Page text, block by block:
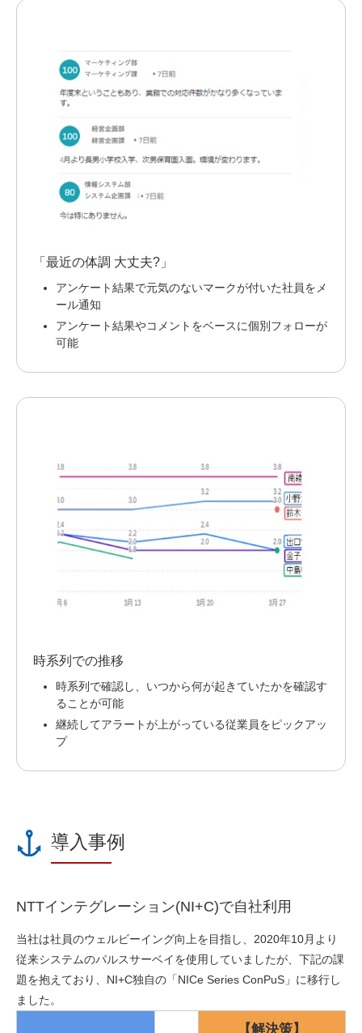
「最近の体調 大丈夫?」
アンケート結果で元気のないマークが付いた社員をメ
ール通知
アンケート結果やコメントをベースに個別フォローが
可能
時系列での推移
時系列で確認し、いつから何が起きていたかを確認す
ることが可能
継続してアラートが上がっている従業員をピックアッ
プ
導入事例
NTTインテグレーション(NI+C)で自社利用
当社は社員のウェルビーイング向上を目指し、2020年10月より
従来システムのパルスサーベイを使用していましたが、下記の課
題を抱えており、NI+C独自の「NICe Series ConPuS」に移行し
ました。
【解決策】